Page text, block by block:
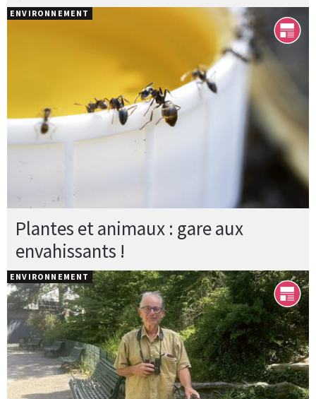
Plantes et animaux : gare aux
envahissants !
ENVIRONNEMENT
ENVIRONNEMENT